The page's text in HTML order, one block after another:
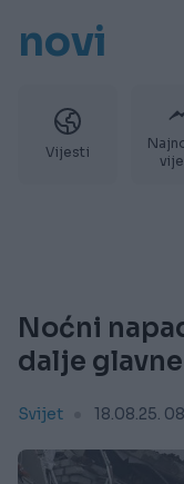
novi
Vijesti
Noćni
dalje
Svijet 18.08.25.